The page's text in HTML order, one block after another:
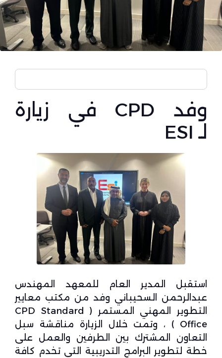
وفد CPD في زيارة
لـ ESI
استقبل المدير العام للمعهد المهندس
عبدالرحمن السحيباني وفد من مكتب معايير
التطوير المهني المستمر ( CPD Standard
Office ) ، وتمت خلال الزيارة مناقشة سبل
التعاون المشترك بين الطرفين والعمل على
خطة لتطوير البرامج التدريبية التي تخدم كافة